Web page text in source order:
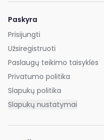
Paskyra
Prisijungti
Užsiregistruoti
Paslaugų teikimo taisyklės
Privatumo politika
Slapukų politika
Slapukų nustatymai